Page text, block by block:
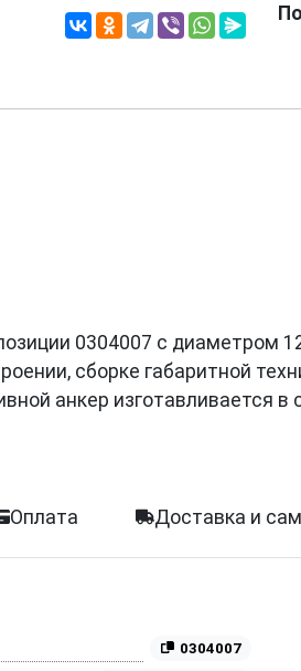
0304007 с диаметром
сборке габаритной
анкер изготавливается
Оплата Доставка и
0304007